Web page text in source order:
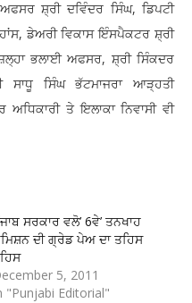
ਸ਼੍ਰੀ ਦਵਿੰਦਰ ਸਿੰਘ, ਡਿਪਟੀ
ਡੇਅਰੀ ਵਿਕਾਸ ਇੰਸਪੈਕਟਰ ਸ਼੍ਰੀ
ਭਲਾਈ ਅਫਸਰ, ਸ਼੍ਰੀ ਸਿੰਕਦਰ
ਸਾਧੂ ਸਿੰਘ ਭੱਟਮਾਜਰਾ ਆੜ੍ਹਤੀ
ਤੇ ਇਲਾਕਾ ਨਿਵਾਸੀ ਵੀ
ਸਰਕਾਰ ਵਲੋ’ 6ਵੇ’ ਤਨਖਾਹ
ਦੀ ਗ੍ਰੇਡ ਪੇਅ ਦਾ ਤਹਿਸ
5, 2011
"Punjabi Editorial"